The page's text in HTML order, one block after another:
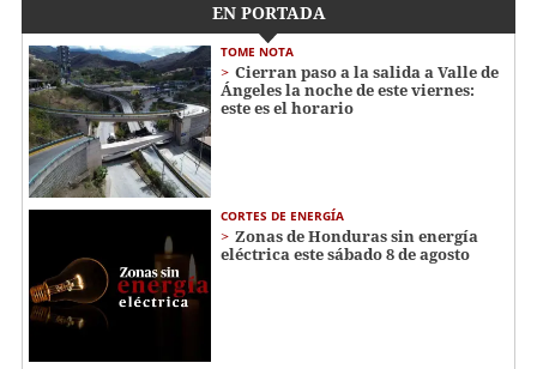
EN PORTADA
TOME NOTA
Cierran paso a la salida a Valle de
Ángeles la noche de este viernes:
este es el horario
CORTES DE ENERGÍA
Zonas de Honduras sin energía
eléctrica este sábado 8 de agosto